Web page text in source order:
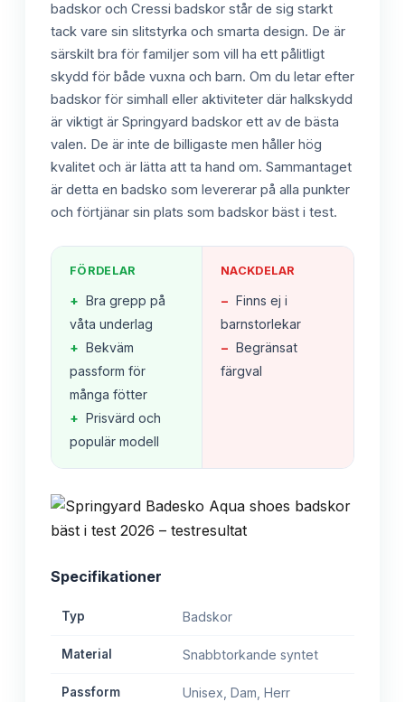
badskor och Cressi badskor står de sig starkt
tack vare sin slitstyrka och smarta design. De är
särskilt bra för familjer som vill ha ett pålitligt
skydd för både vuxna och barn. Om du letar efter
badskor för simhall eller aktiviteter där halkskydd
är viktigt är Springyard badskor ett av de bästa
valen. De är inte de billigaste men håller hög
kvalitet och är lätta att ta hand om. Sammantaget
är detta en badsko som levererar på alla punkter
och förtjänar sin plats som badskor bäst i test.
FÖRDELAR
+ Bra grepp på
våta underlag
+ Bekväm
passform för
många fötter
+ Prisvärd och
populär modell
NACKDELAR
− Finns ej i
barnstorlekar
− Begränsat
färgval
Specifikationer
Typ Badskor
Material Snabbtorkande syntet
Passform Unisex, Dam, Herr